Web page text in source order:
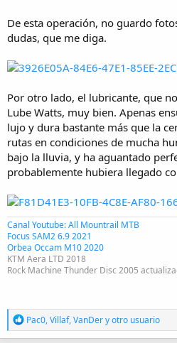
De esta operación, no guardo
dudas, que me diga.
Por otro lado, el lubricante, que
Lube Watts, muy bien. Apenas
lujo y dura bastante más que la
rutas en condiciones de mucha
bajo la lluvia, y ha aguantado
probablemente hubiera llegado
Canal Youtube: All Mountrail MTB
Focus SAM2 6.9 2021
Orbea Occam M10 2020
KTM Aera LTD 2018
Rock Machine Thunder Disc 2005
R
e
Pac0,Villaf,VanDery otro usuario